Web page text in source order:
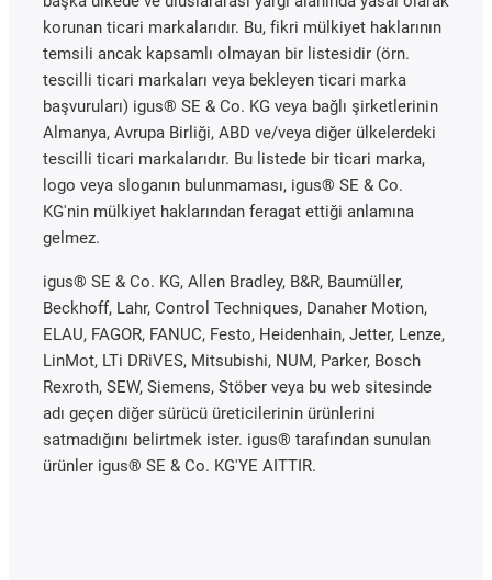
korunan ticari markalarıdır. Bu, fikri mülkiyet haklarının
temsili ancak kapsamlı olmayan bir listesidir (örn.
tescilli ticari markaları veya bekleyen ticari marka
başvuruları) igus® SE & Co. KG veya bağlı şirketlerinin
Almanya, Avrupa Birliği, ABD ve/veya diğer ülkelerdeki
tescilli ticari markalarıdır. Bu listede bir ticari marka,
logo veya sloganın bulunmaması, igus® SE & Co.
KG'nin mülkiyet haklarından feragat ettiği anlamına
gelmez.
igus® SE & Co. KG, Allen Bradley, B&R, Baumüller,
Beckhoff, Lahr, Control Techniques, Danaher Motion,
ELAU, FAGOR, FANUC, Festo, Heidenhain, Jetter, Lenze,
LinMot, LTi DRiVES, Mitsubishi, NUM, Parker, Bosch
Rexroth, SEW, Siemens, Stöber veya bu web sitesinde
adı geçen diğer sürücü üreticilerinin ürünlerini
satmadığını belirtmek ister. igus® tarafından sunulan
ürünler igus® SE & Co. KG'YE AITTIR.